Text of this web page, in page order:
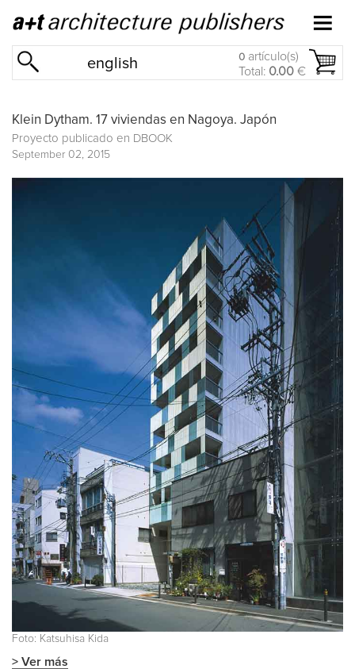
english 0 artículo(s)
Total: 0.00 €
Klein Dytham. 17 viviendas en Nagoya. Japón
Proyecto publicado en DBOOK
September 02, 2015
Foto: Katsuhisa Kida
> Ver más